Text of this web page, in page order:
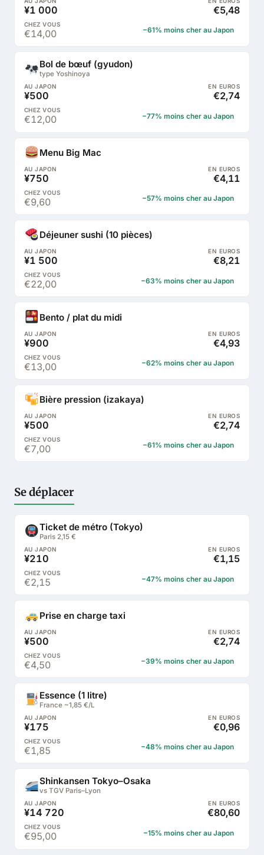
¥1 000
€5,48
€14,00
−61% moins cher au Japon
Bol de bœuf (gyudon)
type Yoshinoya
¥500
€2,74
€12,00
−77% moins cher au Japon
Menu Big Mac
¥750
€4,11
€9,60
−57% moins cher au Japon
Déjeuner sushi (10 pièces)
¥1 500
€8,21
€22,00
−63% moins cher au Japon
Bento / plat du midi
¥900
€4,93
€13,00
−62% moins cher au Japon
Bière pression (izakaya)
¥500
€2,74
€7,00
−61% moins cher au Japon
Se déplacer
Ticket de métro (Tokyo)
Paris 2,15 €
¥210
€1,15
€2,15
−47% moins cher au Japon
Prise en charge taxi
¥500
€2,74
€4,50
−39% moins cher au Japon
Essence (1 litre)
France ~1,85 €/L
¥175
€0,96
€1,85
−48% moins cher au Japon
Shinkansen Tokyo–Osaka
vs TGV Paris–Lyon
¥14 720
€80,60
€95,00
−15% moins cher au Japon